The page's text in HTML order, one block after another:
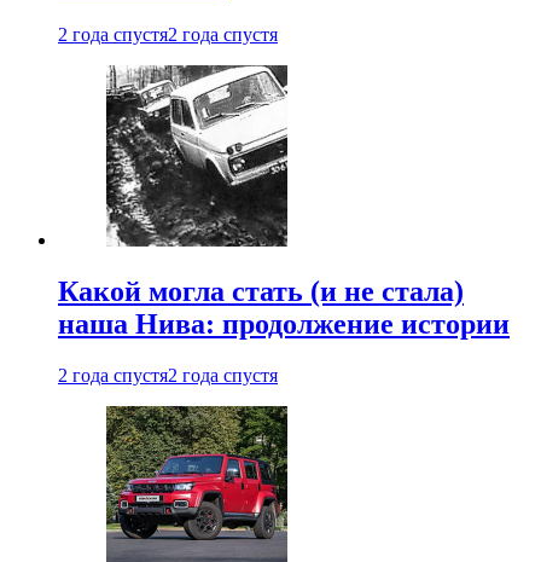
2 года спустя2 года спустя
Какой могла стать (и не стала)
наша Нива: продолжение истории
2 года спустя2 года спустя